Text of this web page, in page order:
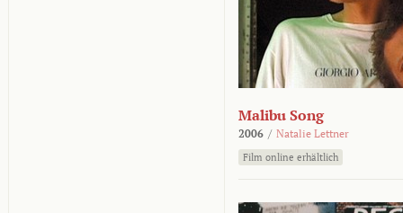
Malibu Song
2006 / Natalie Lettner
Film online erhältlich